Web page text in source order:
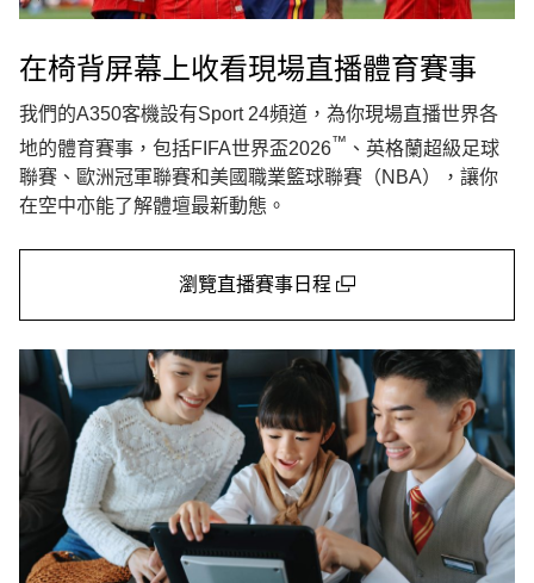
在椅背屏幕上收看現場直播體育賽事
我們的A350客機設有Sport 24頻道，為你現場直播世界各
地的體育賽事，包括FIFA世界盃2026™ ️、英格蘭超級足球
聯賽、歐洲冠軍聯賽和美國職業籃球聯賽（NBA），讓你
在空中亦能了解體壇最新動態。
瀏覽直播賽事日程